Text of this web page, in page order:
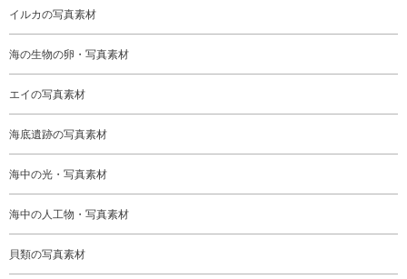
イルカの写真素材
海の生物の卵・写真素材
エイの写真素材
海底遺跡の写真素材
海中の光・写真素材
海中の人工物・写真素材
貝類の写真素材